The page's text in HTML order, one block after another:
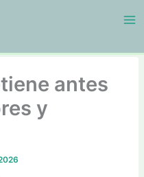
antes
y